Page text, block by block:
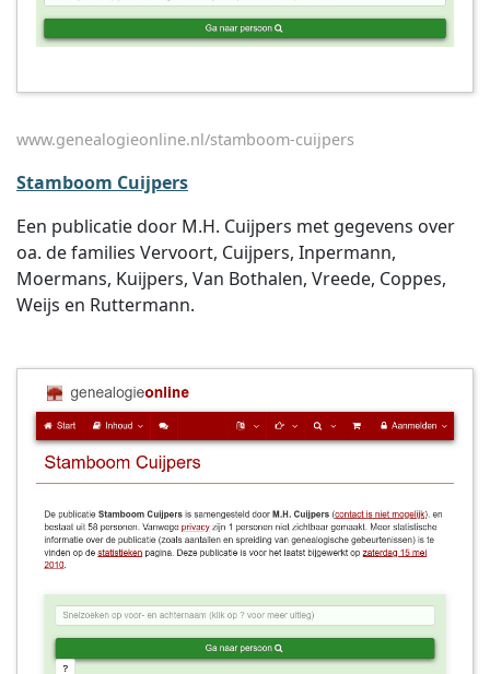
www.genealogieonline.nl/stamboom-cuijpers
Stamboom Cuijpers
Een publicatie door M.H. Cuijpers met gegevens over
oa. de families Vervoort, Cuijpers, Inpermann,
Moermans, Kuijpers, Van Bothalen, Vreede, Coppes,
Weijs en Ruttermann.